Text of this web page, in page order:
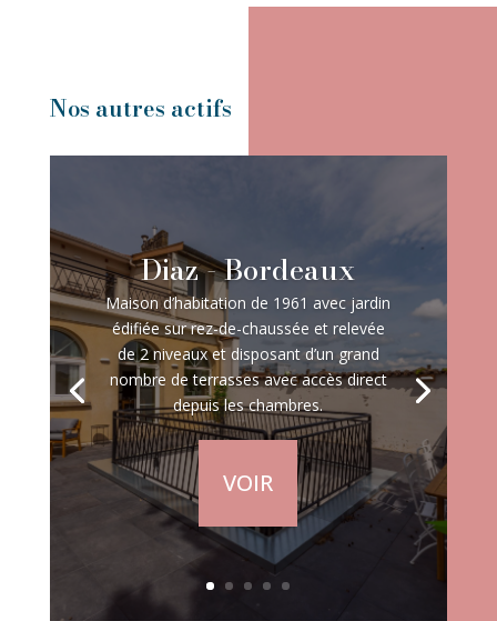
Nos autres actifs
Diaz - Bordeaux
Maison d’habitation de 1961 avec jardin
édifiée sur rez-de-chaussée et relevée
de 2 niveaux et disposant d’un grand
nombre de terrasses avec accès direct
depuis les chambres.
VOIR